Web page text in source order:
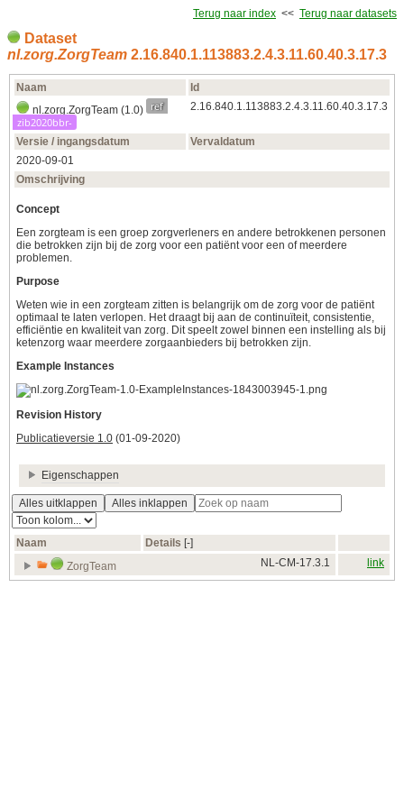
Terug naar index << Terug naar datasets
Dataset
nl.zorg.ZorgTeam 2.16.840.1.113883.2.4.3.11.60.40.3.17.3
Naam
Id
nl.zorg.ZorgTeam (1.0)
ref
zib2020bbr-
2.16.840.1.113883.2.4.3.11.60.40.3.17.3
Versie / ingangsdatum
Vervaldatum
2020‑09‑01
Omschrijving
Concept
Een zorgteam is een groep zorgverleners en andere betrokkenen personen
die betrokken zijn bij de zorg voor een patiënt voor een of meerdere
problemen.
Purpose
Weten wie in een zorgteam zitten is belangrijk om de zorg voor de patiënt
optimaal te laten verlopen. Het draagt bij aan de continuïteit, consistentie,
efficiëntie en kwaliteit van zorg. Dit speelt zowel binnen een instelling als bij
ketenzorg waar meerdere zorgaanbieders bij betrokken zijn.
Example Instances
Revision History
Publicatieversie 1.0 (01-09-2020)
Eigenschappen
Alles uitklappen Alles inklappen
Naam Details [‑]
ZorgTeam
NL-CM-17.3.1 link